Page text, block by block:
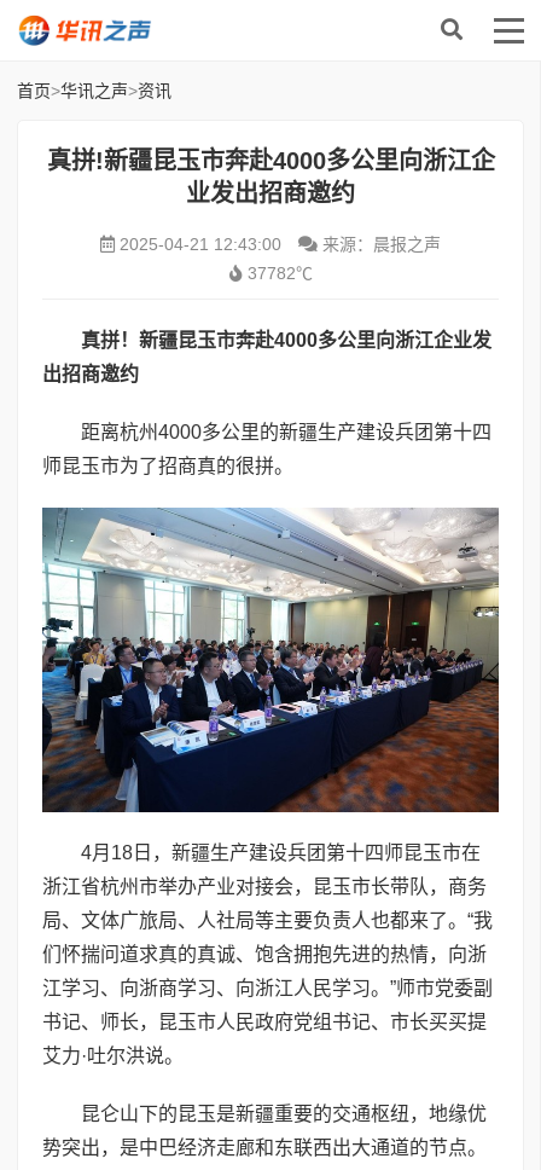
首页>华讯之声>资讯
真拼!新疆昆玉市奔赴4000多公里向浙江企
业发出招商邀约
2025-04-21 12:43:00
来源：晨报之声
37782℃
真拼！ 新疆昆玉市奔赴4000多公里向浙江企业发
出招商邀约
距离杭州4000多公里的新疆生产建设兵团第十四
师昆玉市为了招商真的很拼。
4月18日，新疆生产建设兵团第十四师昆玉市在
浙江省杭州市举办产业对接会，昆玉市长带队，商务
局、文体广旅局、人社局等主要负责人也都来了。“我
们怀揣问道求真的真诚、饱含拥抱先进的热情，向浙
江学习、向浙商学习、向浙江人民学习。”师市党委副
书记、师长，昆玉市人民政府党组书记、市长买买提
艾力·吐尔洪说。
昆仑山下的昆玉是新疆重要的交通枢纽，地缘优
势突出，是中巴经济走廊和东联西出大通道的节点。